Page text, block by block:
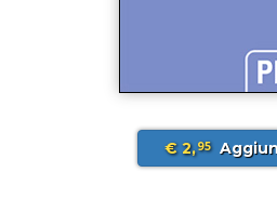
€ 2,95